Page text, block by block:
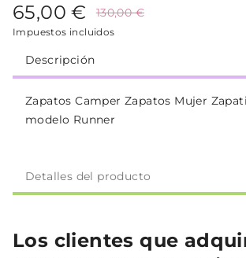
65,00 € 130,00 €
Impuestos incluidos
Descripción
Zapatos Camper Zapatos Mujer
modelo Runner
Detalles del producto
Los clientes que